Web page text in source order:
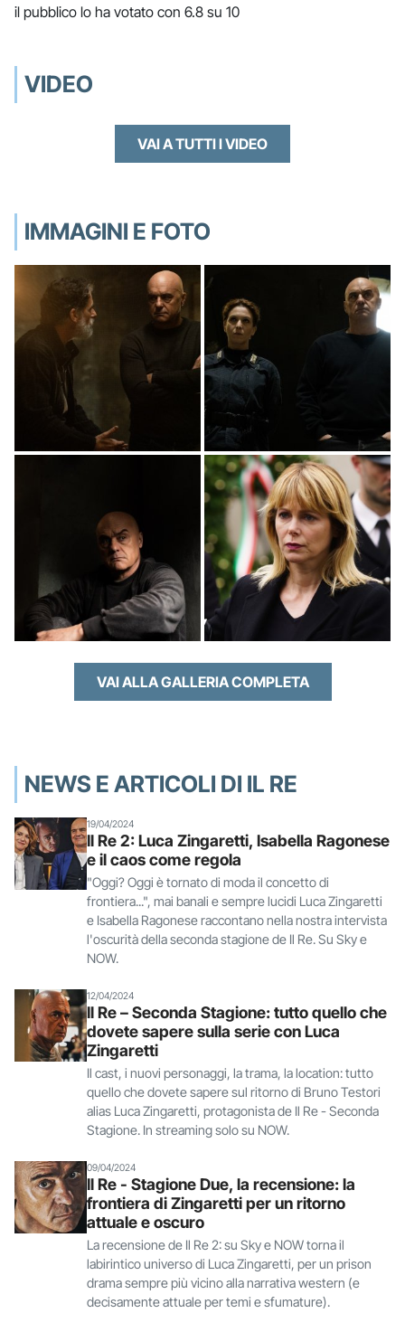
il pubblico lo ha votato con 6.8 su 10
VIDEO
VAI A TUTTI I VIDEO
IMMAGINI E FOTO
VAI ALLA GALLERIA COMPLETA
NEWS E ARTICOLI DI IL RE
19/04/2024
Il Re 2: Luca Zingaretti, Isabella Ragonese
e il caos come regola
"Oggi? Oggi è tornato di moda il concetto di
frontiera...", mai banali e sempre lucidi Luca Zingaretti
e Isabella Ragonese raccontano nella nostra intervista
l'oscurità della seconda stagione de Il Re. Su Sky e
NOW.
12/04/2024
Il Re – Seconda Stagione: tutto quello che
dovete sapere sulla serie con Luca
Zingaretti
Il cast, i nuovi personaggi, la trama, la location: tutto
quello che dovete sapere sul ritorno di Bruno Testori
alias Luca Zingaretti, protagonista de Il Re - Seconda
Stagione. In streaming solo su NOW.
09/04/2024
Il Re - Stagione Due, la recensione: la
frontiera di Zingaretti per un ritorno
attuale e oscuro
La recensione de Il Re 2: su Sky e NOW torna il
labirintico universo di Luca Zingaretti, per un prison
drama sempre più vicino alla narrativa western (e
decisamente attuale per temi e sfumature).